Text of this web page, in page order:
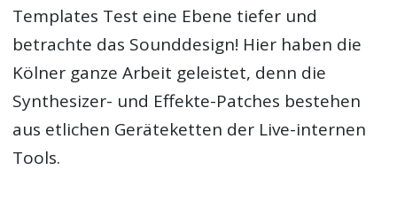
Templates Test eine Ebene tiefer und
betrachte das Sounddesign! Hier haben die
Kölner ganze Arbeit geleistet, denn die
Synthesizer- und Effekte-Patches bestehen
aus etlichen Geräteketten der Live-internen
Tools.